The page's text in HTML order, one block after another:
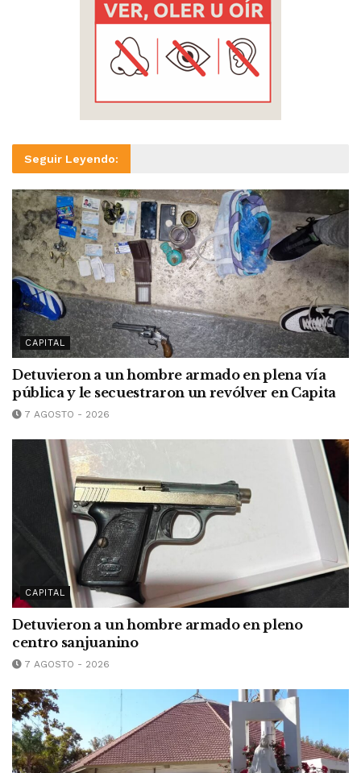
Seguir Leyendo:
CAPITAL
Detuvieron a un hombre armado en plena vía
pública y le secuestraron un revólver en Capita
7 AGOSTO - 2026
CAPITAL
Detuvieron a un hombre armado en pleno
centro sanjuanino
7 AGOSTO - 2026